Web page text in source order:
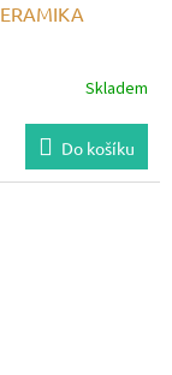
Skladem
Do košíku